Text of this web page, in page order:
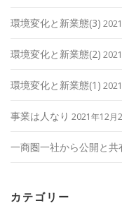
環境変化と新業態(3)
環境変化と新業態(2)
環境変化と新業態(1)
事業は人なり 2021年12月
一商圏一社から公開と共
カテゴリー